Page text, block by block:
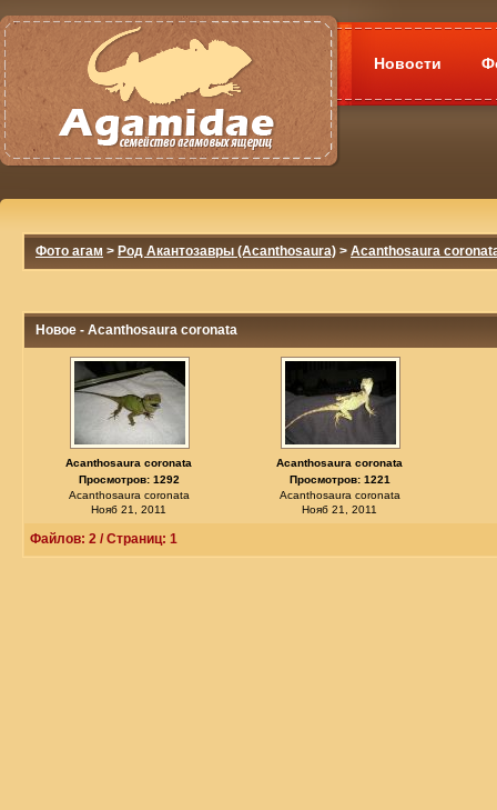
Новости
Фото агам > Род Акантозавры (Acanthosaura) > Acanthosaura
Новое - Acanthosaura coronata
Acanthosaura coronata
Просмотров: 1292
Acanthosaura coronata
Нояб 21, 2011
Acanthosaura coronata
Просмотров: 1221
Acanthosaura coronata
Нояб 21, 2011
Файлов: 2 / Страниц: 1